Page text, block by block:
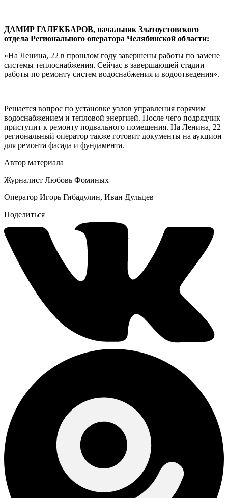
ДАМИР ГАЛЕКБАРОВ, начальник Златоустовского
отдела Регионального оператора Челябинской области:
«На Ленина, 22 в прошлом году завершены работы по замене
системы теплоснабжения. Сейчас в завершающей стадии
работы по ремонту систем водоснабжения и водоотведения».
Решается вопрос по установке узлов управления горячим
водоснабжением и тепловой энергией. После чего подрядчик
приступит к ремонту подвального помещения. На Ленина, 22
региональный оператор также готовит документы на аукцион
для ремонта фасада и фундамента.
Автор материала
Журналист Любовь Фоминых
Оператор Игорь Гибадулин, Иван Дульцев
Поделиться